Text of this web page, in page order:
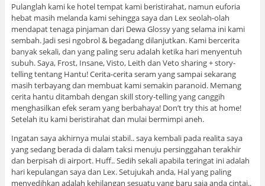
Pulanglah kami ke hotel tempat kami beristirahat, namun euforia
hebat masih melanda kami sehingga saya dan Lex seolah-olah
mendapat tenaga pinjaman dari Dewa Glossy yang selama ini kami
sembah. Jadi sesi ngobrol & begadang dilanjutkan. Kami bercerita
banyak sekali, dan yang paling seru adalah ketika hari menyentuh
subuh. Saya, Frost, Insane, Visto, Leith dan Veto sharing + story-
telling tentang Hantu! Cerita-cerita seram yang sampai sekarang
masih terbayang dan membuat kami semakin paranoid. Memang
cerita hantu ditambah dengan skill story-telling yang canggih
menghasilkan efek seram yang berbahaya! Don’t try this at home!
Setelah itu kami beristirahat dan mulai bermimpi aneh.
Ingatan saya akhirnya mulai stabil.. saya kembali pada realita saya
yang sedang berada di dalam taksi menuju persinggahan terakhir
dan berpisah di airport. Huff.. Sedih sekali apabila teringat ini adalah
hari kepulangan saya dan Lex. Setujukah anda, Hal yang paling
menyedihkan adalah kehilangan sesuatu yang baru saja anda cintai..